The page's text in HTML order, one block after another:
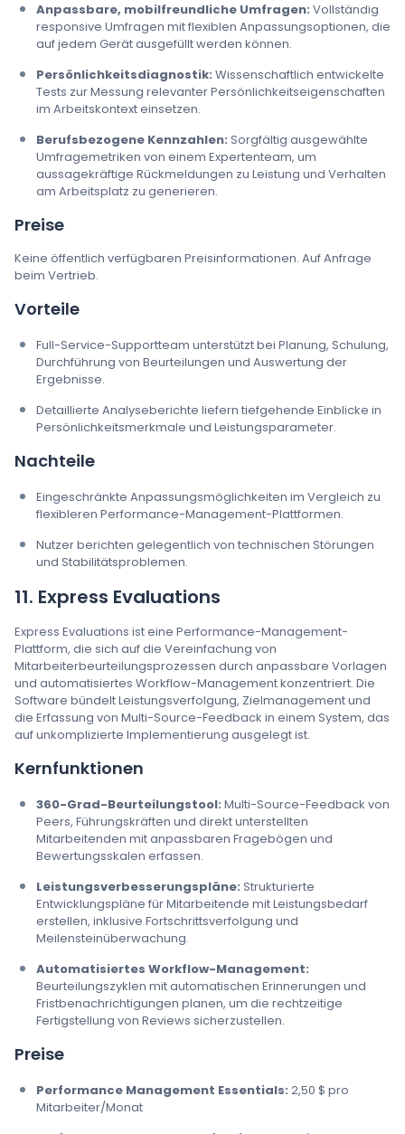
Anpassbare, mobilfreundliche Umfragen: Vollständig
responsive Umfragen mit flexiblen Anpassungsoptionen, die
auf jedem Gerät ausgefüllt werden können.
Persönlichkeitsdiagnostik: Wissenschaftlich entwickelte
Tests zur Messung relevanter Persönlichkeitseigenschaften
im Arbeitskontext einsetzen.
Berufsbezogene Kennzahlen: Sorgfältig ausgewählte
Umfragemetriken von einem Expertenteam, um
aussagekräftige Rückmeldungen zu Leistung und Verhalten
am Arbeitsplatz zu generieren.
Preise
Keine öffentlich verfügbaren Preisinformationen. Auf Anfrage
beim Vertrieb.
Vorteile
Full-Service-Supportteam unterstützt bei Planung, Schulung,
Durchführung von Beurteilungen und Auswertung der
Ergebnisse.
Detaillierte Analyseberichte liefern tiefgehende Einblicke in
Persönlichkeitsmerkmale und Leistungsparameter.
Nachteile
Eingeschränkte Anpassungsmöglichkeiten im Vergleich zu
flexibleren Performance-Management-Plattformen.
Nutzer berichten gelegentlich von technischen Störungen
und Stabilitätsproblemen.
11. Express Evaluations
Express Evaluations ist eine Performance-Management-
Plattform, die sich auf die Vereinfachung von
Mitarbeiterbeurteilungsprozessen durch anpassbare Vorlagen
und automatisiertes Workflow-Management konzentriert. Die
Software bündelt Leistungsverfolgung, Zielmanagement und
die Erfassung von Multi-Source-Feedback in einem System, das
auf unkomplizierte Implementierung ausgelegt ist.
Kernfunktionen
360-Grad-Beurteilungstool: Multi-Source-Feedback von
Peers, Führungskräften und direkt unterstellten
Mitarbeitenden mit anpassbaren Fragebögen und
Bewertungsskalen erfassen.
Leistungsverbesserungspläne: Strukturierte
Entwicklungspläne für Mitarbeitende mit Leistungsbedarf
erstellen, inklusive Fortschrittsverfolgung und
Meilensteinüberwachung.
Automatisiertes Workflow-Management:
Beurteilungszyklen mit automatischen Erinnerungen und
Fristbenachrichtigungen planen, um die rechtzeitige
Fertigstellung von Reviews sicherzustellen.
Preise
Performance Management Essentials: 2,50 $ pro
Mitarbeiter/Monat